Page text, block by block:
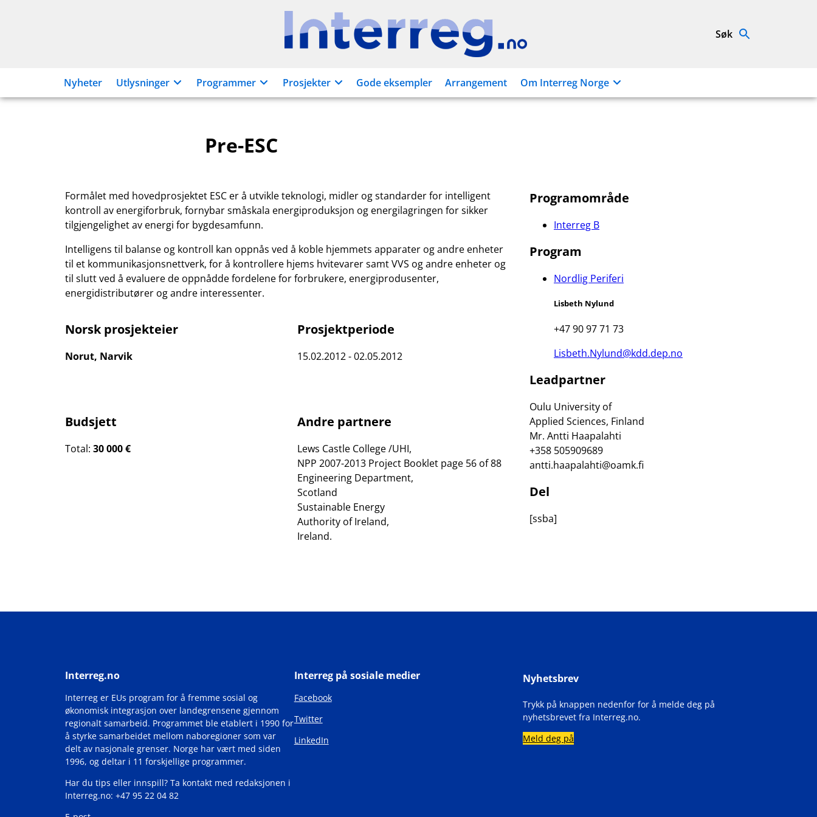
Interreg.no Søk
Nyheter Utlysninger Programmer Prosjekter Gode eksempler Arrangement Om Interreg Norge
Pre-ESC
Formålet med hovedprosjektet ESC er å utvikle teknologi, midler og standarder for intelligent
kontroll av energiforbruk, fornybar småskala energiproduksjon og energilagringen for sikker
tilgjengelighet av energi for bygdesamfunn.
Intelligens til balanse og kontroll kan oppnås ved å koble hjemmets apparater og andre enheter
til et kommunikasjonsnettverk, for å kontrollere hjems hvitevarer samt VVS og andre enheter og
til slutt ved å evaluere de oppnådde fordelene for forbrukere, energiprodusenter,
energidistributører og andre interessenter.
Norsk prosjekteier
Norut, Narvik
Prosjektperiode
15.02.2012 - 02.05.2012
Budsjett
Total: 30 000 €
Andre partnere
Lews Castle College /UHI,
NPP 2007-2013 Project Booklet page 56 of 88
Engineering Department,
Scotland
Sustainable Energy
Authority of Ireland,
Ireland.
Programområde
Interreg B
Program
Nordlig Periferi
Lisbeth Nylund
+47 90 97 71 73
Lisbeth.Nylund@kdd.dep.no
Leadpartner
Oulu University of
Applied Sciences, Finland
Mr. Antti Haapalahti
+358 505909689
antti.haapalahti@oamk.fi
Del
[ssba]
Interreg.no
Interreg er EUs program for å fremme sosial og
økonomisk integrasjon over landegrensene gjennom
regionalt samarbeid. Programmet ble etablert i 1990 for
å styrke samarbeidet mellom naboregioner som var
delt av nasjonale grenser. Norge har vært med siden
1996, og deltar i 11 forskjellige programmer.
Har du tips eller innspill? Ta kontakt med redaksjonen i
Interreg.no: +47 95 22 04 82
Interreg på sosiale medier
Facebook
Twitter
LinkedIn
Nyhetsbrev
Trykk på knappen nedenfor for å melde deg på
nyhetsbrevet fra Interreg.no.
Meld deg på